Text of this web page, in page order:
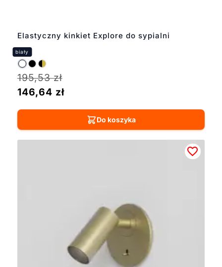
Elastyczny kinkiet Explore do sypialni
195,53zł
146,64 zł
Do koszyka